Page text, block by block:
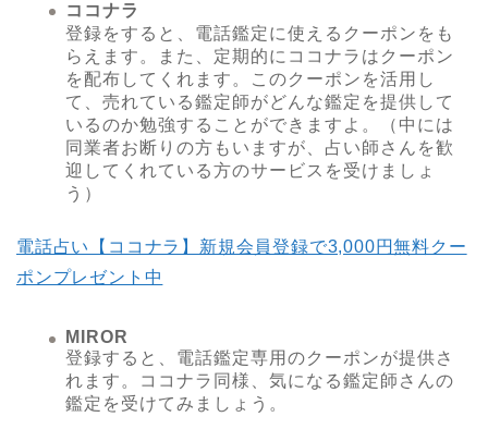
ココナラ
登録をすると、電話鑑定に使えるクーポンをも
らえます。また、定期的にココナラはクーポン
を配布してくれます。このクーポンを活用し
て、売れている鑑定師がどんな鑑定を提供して
いるのか勉強することができますよ。（中には
同業者お断りの方もいますが、占い師さんを歓
迎してくれている方のサービスを受けましょ
う）
電話占い【ココナラ】新規会員登録で3,000円無料クー
ポンプレゼント中
MIROR
登録すると、電話鑑定専用のクーポンが提供さ
れます。ココナラ同様、気になる鑑定師さんの
鑑定を受けてみましょう。